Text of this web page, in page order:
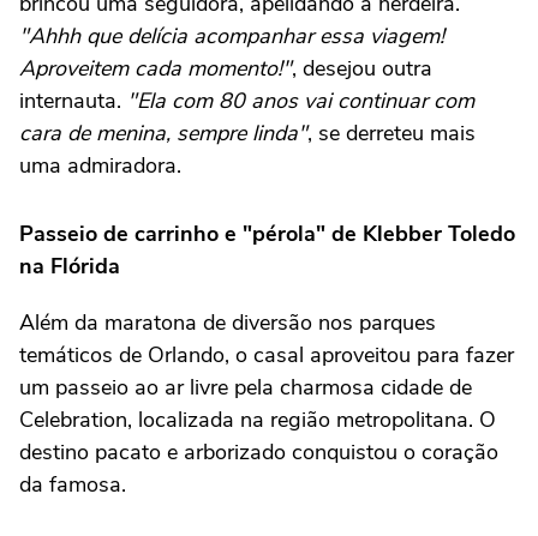
"Ahhh que delícia acompanhar essa viagem!
Aproveitem cada momento!", desejou outra
internauta. "Ela com 80 anos vai continuar com
cara de menina, sempre linda", se derreteu mais
uma admiradora.
Passeio de carrinho e "pérola" de Klebber Toledo
na Flórida
Além da maratona de diversão nos parques
temáticos de Orlando, o casal aproveitou para fazer
um passeio ao ar livre pela charmosa cidade de
Celebration, localizada na região metropolitana. O
destino pacato e arborizado conquistou o coração
da famosa.